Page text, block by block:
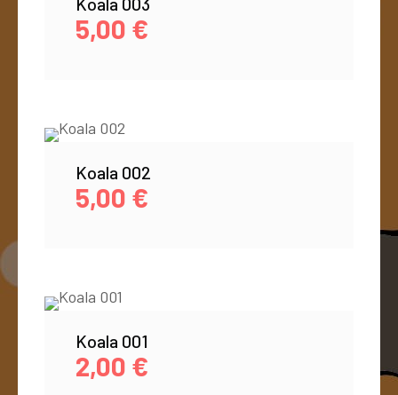
5,00 €
Koala 002
5,00 €
Koala 001
2,00 €